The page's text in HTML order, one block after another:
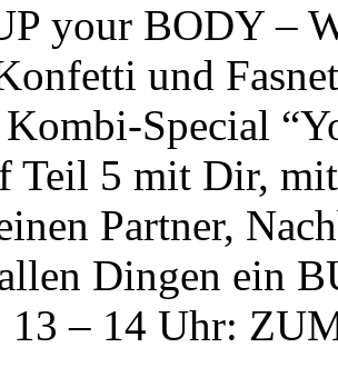
your BODY –
und
Kombi-Special
Teil 5 mit Dir,
Partner,
Dingen ein
13 – 14 Uhr: